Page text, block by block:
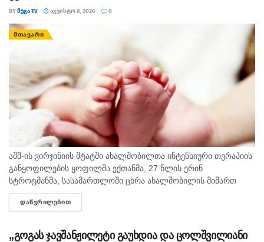
BYᲛᲔᲒᲐ TV ᲐᲒᲕᲘᲡᲢᲝ 8, 2026 0
ᲛᲗᲐᲕᲐᲠᲘ
აშშ-ის ვირჯინიის შტატში ახალშობილთა ინტენსიური თერაპიის
განყოფილების ყოფილმა ექთანმა, 27 წლის ერინ
სტროტმანმა, სასამართლოში ცხრა ახალშობილის მიმართ
ბავშვზე ძალადობის ბრალდებაზე დანაშაული არ უარყო. საქმე
ერთ-ერთ ყველაზე გახმაურებულ სამედიცინო სკანდალად
ᲓᲐᲬᲕᲠᲘᲚᲔᲑᲘᲗ
„გოგას ჯავშანჟილეტი გაუხდია და ცოლშვილიანი